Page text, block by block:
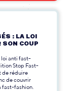
: LA LOI
SON COUP
loi anti fast-
Stop Fast-
de réduire
de couvrir
fast-fashion.